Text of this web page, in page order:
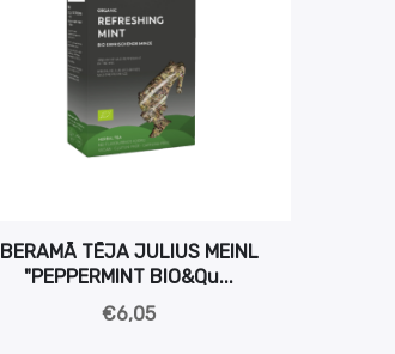
BERAMĀ TĒJA JULIUS MEINL
"PEPPERMINT BIO&qu...
€6,05